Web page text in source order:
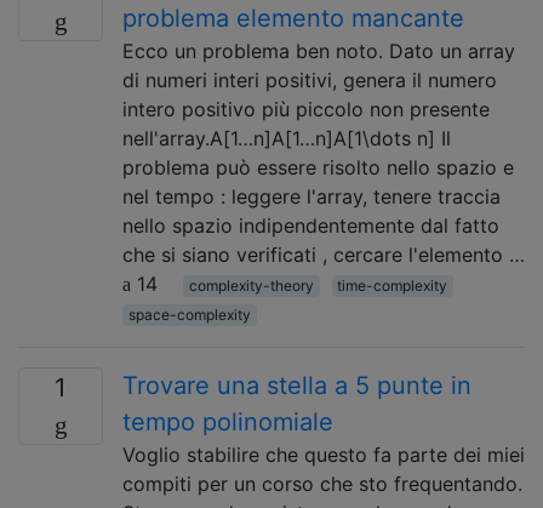
problema elemento mancante
Ecco un problema ben noto. Dato un array
di numeri interi positivi, genera il numero
intero positivo più piccolo non presente
nell'array.A[1…n]A[1…n]A[1\dots n] Il
problema può essere risolto nello spazio e
nel tempo : leggere l'array, tenere traccia
nello spazio indipendentemente dal fatto
che si siano verificati , cercare l'elemento …
14
complexity-theory
time-complexity
space-complexity
1
Trovare una stella a 5 punte in
tempo polinomiale
Voglio stabilire che questo fa parte dei miei
compiti per un corso che sto frequentando.